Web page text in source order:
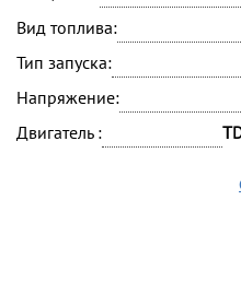
Вид топлива:
Тип запуска:
Напряжение:
Двигатель :